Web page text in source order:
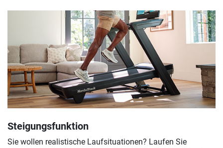
Steigungsfunktion
Sie wollen realistische Laufsituationen? Laufen Sie